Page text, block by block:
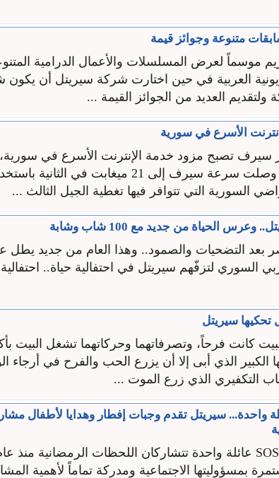
متنوعة وجوائز قيمة
موسماً لعرض المسلسلات والأعمال الدرامية
العربية في حين اختارت شركة سيريتل أن
ولتقديم العديد من الجوائز القيمة ...
الأسرع في سورية
سيرف تصبح مزود خدمة الإنترنت الأسرع في سورية،
ففي السنوات السابقة وصلت سرعة سيرف إلى 21 ميغابت في
الحياة من جديد مع 100 شاب وشابة
بعد التضحيات والصمود.. وهذا العام من جديد يطل
السوري لتزفّهم سيريتل في احتفالية حياة..
تحكيها سيريتل
كانت فرحاً، وتصرفاتهما وحركاتهما تشغل البيت
الكبير الذي أبى إلا أن يزرع الحب والفرح في أرجاء
التكفيري الذي زرع الموت ...
واحدة... سيريتل تقدم وجبات إفطار وهدايا لأطفال
بمسؤوليتها الاجتماعية ومدركة تماماً لأهمية